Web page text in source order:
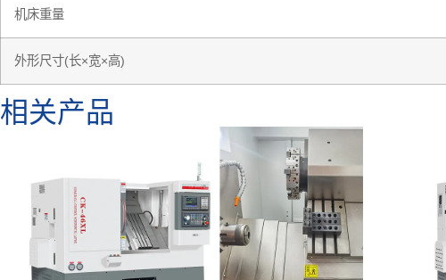
机床重量
外形尺寸(长×宽×高)
相关产品